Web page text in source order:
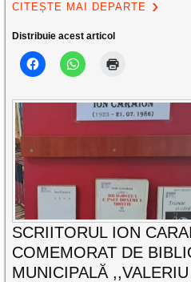
CITEȘTE MAI DEPARTE
Distribuie acest articol
SCRIITORUL ION
COMEMORAT DE
MUNICIPALĂ ,,VALERIU